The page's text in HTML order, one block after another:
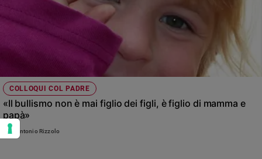
COLLOQUI COL PADRE
«Il bullismo non è mai figlio dei figli, è figlio di mamma e
papà»
Don Antonio Rizzolo